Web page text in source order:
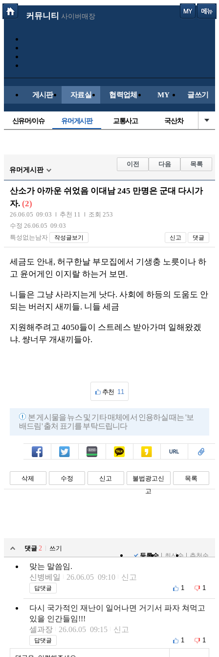
커뮤니티 사이버매장
게시판 자료실 협력업체 MY 글쓰기
신유머/이슈 유머게시판 교통사고 국산차
자유사진 군사/무기
트럭/버스
장착시공사진
유머게시판
이전 다음 목록
산소가 아까운 쉬었음 이대남 245 만명은 군대 다시가
자. (2)
26.06.05 09:03 추천 11
조회 253
수정 26.06.05 09:03
특성없는남자
작성글보기 신고 댓글
세금도 안내, 허구한날 부모집에서 기생충 노릇이나 하
고 윤어게인 이지랄 하는거 보면.
니들은 그냥 사라지는게 낫다. 사회에 하등의 도움도 안
되는 버러지 새끼들. 니들 세금
지원해주려고 4050들이 스트레스 받아가며 일해왔겠
냐. 썅너무 개새끼들아.
추천 11
본 게시물을 뉴스 및 기타 매체에서 인용하실 때는 '보
배드림' 출처 표기를 부탁드립니다
페북 트윗 밴드 카톡 카스 복사 스크랩
삭제 수정 신고
불법광고신
고
목록
댓글 2
쓰기
등록순
최신순 추천순
맞는 말씀임.
신병베일
26.06.05 09:10 신고
답댓글 1 1
다시 국가적인 재난이 일어나면 거기서 파자 쳐먹고
있을 인간들임!!!
셀과장
26.06.05 09:15 신고
답댓글 1 1